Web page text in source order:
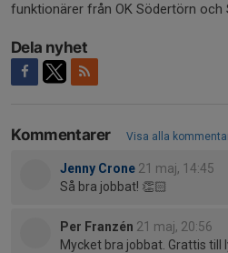
funktionärer från OK Södertörn och
Dela nyhet
Kommentarer Visa alla
Jenny Crone 21 maj, 14:45
Så bra jobbat! 👏🏻
Per Franzén 21 maj, 20:56
Mycket bra jobbat. Grattis till